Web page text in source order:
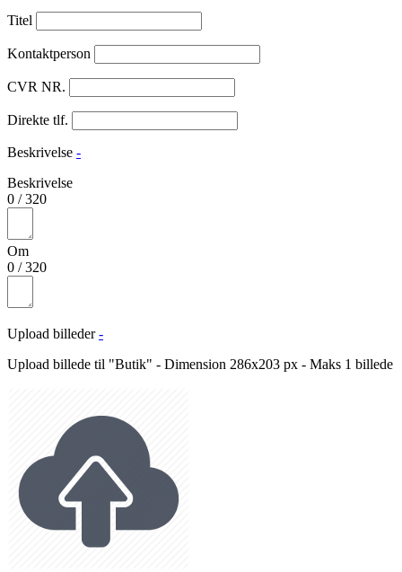
Titel
Kontaktperson
CVR NR.
Direkte tlf.
Beskrivelse -
Beskrivelse
0 /320
Om
0 /320
Upload billeder -
Upload billede til "Butik" - Dimension 286x203 px - Maks 1 billede